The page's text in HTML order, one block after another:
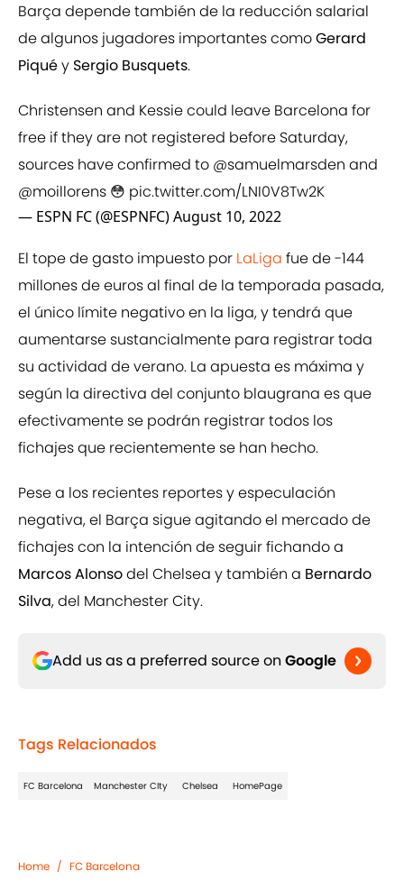
Barça depende también de la reducción salarial
de algunos jugadores importantes comoGerard
Piquéy Sergio Busquets.
Christensen and Kessie could leave Barcelona for
free if they are not registered before Saturday,
sources have confirmed to @samuelmarsden and
@moillorens 😳 pic.twitter.com/LNI0V8Tw2K
— ESPN FC (@ESPNFC)August 10, 2022
El tope de gasto impuesto por LaLiga fue de -144
millones de euros al final de la temporada pasada,
el único límite negativo en la liga, y tendrá que
aumentarse sustancialmente para registrar toda
su actividad de verano. La apuesta es máxima y
según la directiva del conjunto blaugrana es que
efectivamente se podrán registrar todos los
fichajes que recientemente se han hecho.
Pese a los recientes reportes y especulación
negativa, el Barça sigue agitando el mercado de
fichajes con la intención de seguir fichando a
Marcos Alonsodel Chelsea y también a Bernardo
Silva, del Manchester City.
Add us as a preferred source on Google
Tags Relacionados
FC Barcelona Manchester CIty Chelsea HomePage
Home / FC Barcelona